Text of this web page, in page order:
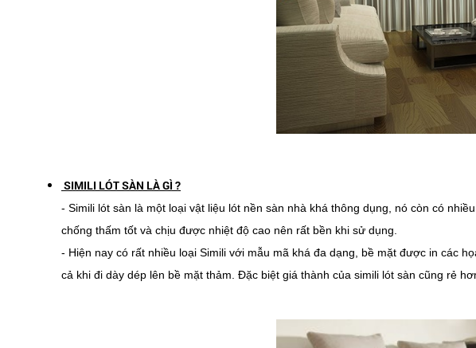
SIMILI LÓT SÀN LÀ GÌ ?
- Simili lót sàn là một loại vật liệu lót nền sàn nhà khá thông dụng, nó còn có
chống thấm tốt và chịu được nhiệt độ cao nên rất bền khi sử dụng.
- Hiện nay có rất nhiều loại Simili với mẫu mã khá đa dạng, bề mặt được in các
cả khi đi dày dép lên bề mặt thảm. Đặc biệt giá thành của simili lót sàn cũng rẻ